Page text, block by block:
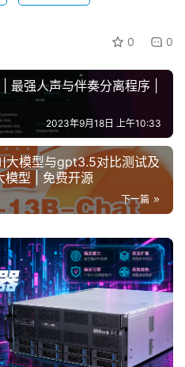
0 0
强人声与伴奏分离程序 |
2023年9月18日 上午10:33
模型与gpt3.5对比测试及
模型 | 免费开源
下一篇